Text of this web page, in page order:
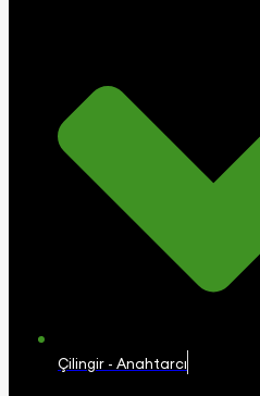
Çilingir - Anahtarcı